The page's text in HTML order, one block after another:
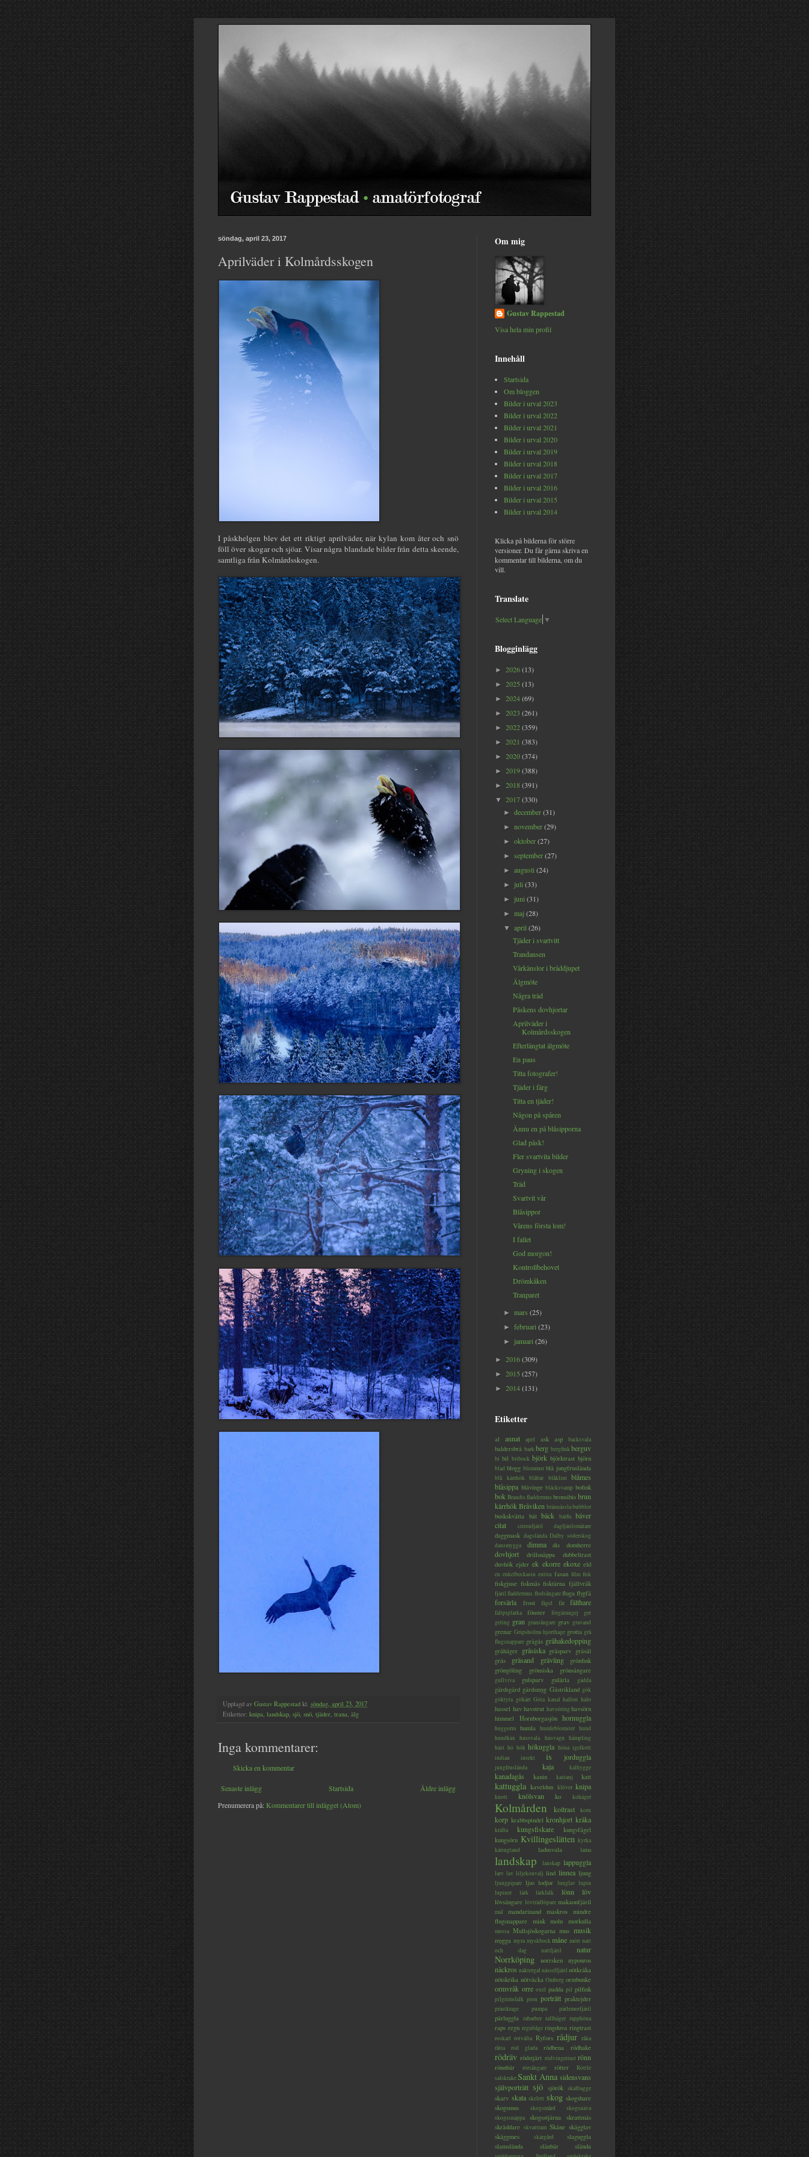
söndag, april 23, 2017
Aprilväder i Kolmårdsskogen
I påskhelgen blev det ett riktigt aprilväder, när kylan kom åter och snö
föll över skogar och sjöar. Visar några blandade bilder från detta skeende,
samtliga från Kolmårdsskogen.
Upplagd av Gustav Rappestad kl. söndag, april 23, 2017
Etiketter: knipa, landskap, sjö, snö, tjäder, trana, älg
Inga kommentarer:
Skicka en kommentar
Senaste inlägg Äldre inlägg
Startsida
Prenumerera på: Kommentarer till inlägget (Atom)
Om mig
Gustav Rappestad
Visa hela min profil
Innehåll
Startsida
Om bloggen
Bilder i urval 2023
Bilder i urval 2022
Bilder i urval 2021
Bilder i urval 2020
Bilder i urval 2019
Bilder i urval 2018
Bilder i urval 2017
Bilder i urval 2016
Bilder i urval 2015
Bilder i urval 2014
Klicka på bilderna för större
versioner. Du får gärna skriva en
kommentar till bilderna, om du
vill.
Translate
Select Language ▼
Blogginlägg
► 2026(13)
► 2025 (13)
► 2024(69)
► 2023 (261)
► 2022(359)
► 2021 (383)
► 2020(374)
► 2019(388)
► 2018 (391)
▼ 2017(330)
►december(31)
►november(29)
►oktober(27)
►september(27)
►augusti(24)
► juli(33)
► juni(31)
►maj(28)
▼april(26)
Tjäder i svartvitt
Trandansen
Vårkänslor i bråddjupet
Älgmöte
Några träd
Påskens dovhjortar
Aprilväder i
Kolmårdsskogen
Efterlängtat älgmöte
En paus
Titta fotografer!
Tjäder i färg
Titta en tjäder!
Någon på spåren
Ännu en på blåsipporna
Glad påsk!
Fler svartvita bilder
Gryning i skogen
Träd
Svartvit vår
Blåsippor
Vårens första lom!
I fallet
God morgon!
Kontrollbehovet
Drömkåken
Tranparet
►mars(25)
►februari(23)
► januari(26)
► 2016(309)
► 2015 (257)
► 2014(131)
Etiketter
al annat apel ask asp backsvala
baldersbrå barkberg bergfinkberguv
bi bil bitbock björk björktrast björn
blad blogg blommor blå jungfruslända
blå kärrhök blåbär blåklint
blåmes
blåsippa blåvinge bläcksvamp bofink
bok Brandts fladdermus bronsibis brun
kärrhökBråviken brännässlabubblor
buskskvätta båt bäck bärfis bäver
citat
citronfjäril dagfjärilsmätare
daggmask dagslända Dalby söderskog
dansmygga
dimma dis domherre
dovhjort drillsnäppa
dubbeltrast
duvhök ejder ek ekorre ekoxe eld
en enkelbeckasin entita fasan film fisk
fiskgjuse fiskmås fisktärna fjällvråk
fjäril fladdermus flodsångarefluga flygfä
forsärla frost fågel får fälthare
fältpiplärka fönster förgätmigej
get
geting gran gransångare grav gravand
grenar Gripsholms hjorthage grotta grå
flugsnappare grågås gråhakedopping
gråhäger gråsiska gråsparv gråsäl
gräs
gräsand grävling
grönfink
gröngöling
grönsiska grönsångare
gullviva gulsparv gulärla gädda
gärdsgård gärdsmyg Gästrikland gök
göktyta gökärt Göta kanal hallon halo
hassel hav havstrut havsöring havsörn
himmel
Hornborgasjön hornuggla
huggorm humla humleblomster hund
hundkäx
hussvala husvagn
hämpling
häst hö hök hökuggla höna igelkott
indian
insekt is jorduggla
jungfruslända kaja kalhygge
kanadagås kanin kastanj katt
kattuggla kaveldun klöver knipa
knott knölsvan ko kohäger
Kolmården koltrast korn
korp krabbspindel kronhjort kråka
kräfta kungsfiskare
kungsfågel
kungsörn Kvillingeslätten kyrka
käringtand
ladusvala lama
landskap lanskap lappuggla
larv lav liljekonvalj lind linnea ljung
ljungpipare ljus lodjur lunglav lupin
lupiner
lärk lärkfalk lönn löv
lövsångare lövträdlöpare makaonfjäril
mal mandarinand maskros
mindre
flugsnappare
mink moln morkulla
mossa Mullsjöskogarna mus musik
mygga myra myskbock måne mört natt
och dag
nattfjäril natur
Norrköping norrsken nyponros
näckros näktergal nässelfjäril nötkråka
nötskrika nötväcka Omberg ormbunke
ormvråk orre oxel padda pil pilfink
pilgrimsfalk pion porträtt praktejder
prästkrage pumpa pärlemorfjäril
pärluggla rabarber rallhäger rapphöna
raps regn regnbåge ringduva ringtrast
roskarl rotvälta Ryfors rådjur råka
råtta
röd glada rödbena rödhake
rödräv rödstjärt rödvingetrast rönn
rönnbär rörsångare rötter
Röttle
salskrakeSankt Anna sidensvans
självporträtt sjö sjörök skalbagge
skarv skata skelett skog skogshare
skogsmus
skogsmård
skogsnäva
skogssnäppa
skogsstjärna
skrattmås
skräddare skvattram Skåne skägglav
skäggmes
skärgård
slaguggla
slamslända
slånbär slända